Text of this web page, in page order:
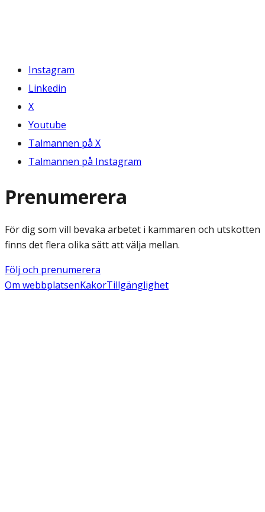
Instagram
Linkedin
X
Youtube
Talmannen på X
Talmannen på Instagram
Prenumerera
För dig som vill bevaka arbetet i kammaren och utskotten
finns det flera olika sätt att välja mellan.
Följ och prenumerera
Om webbplatsenKakorTillgänglighet